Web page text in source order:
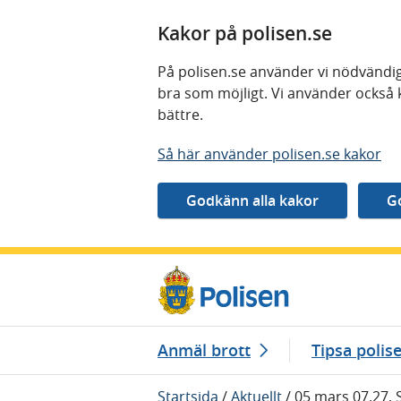
Kakor på polisen.se
På polisen.se använder vi
bra som möjligt. Vi använder
bättre.
Så här använder polisen.se kakor
Anmäl brott Tipsa
Startsida /Aktuellt/05 mars 07.27,